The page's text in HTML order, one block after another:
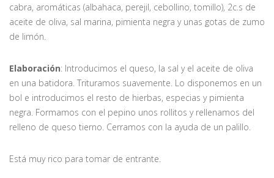
cabra, aromáticas (albahaca, perejil, cebollino, tomillo), 2c.s de
aceite de oliva, sal marina, pimienta negra y unas gotas de zumo
de limón.
Elaboración: Introducimos el queso, la sal y el aceite de oliva
en una batidora. Trituramos suavemente. Lo disponemos en un
bol e introducimos el resto de hierbas, especias y pimienta
negra. Formamos con el pepino unos rollitos y rellenamos del
relleno de queso tierno. Cerramos con la ayuda de un palillo.
Está muy rico para tomar de entrante.